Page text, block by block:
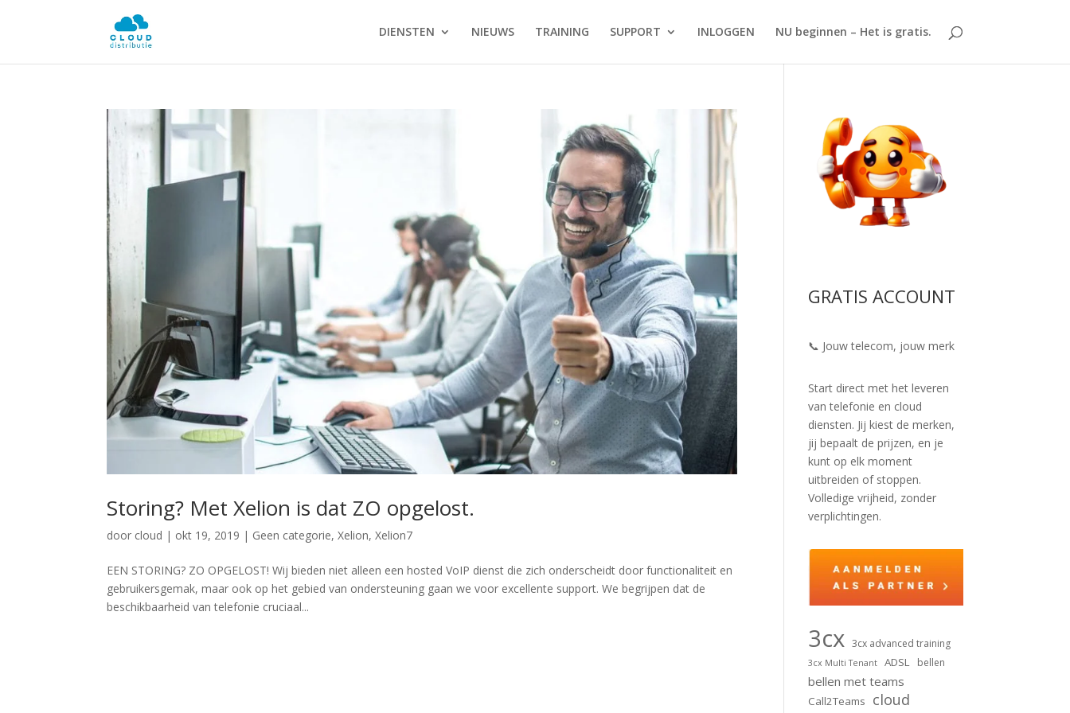
DIENSTEN NIEUWS TRAINING SUPPORT INLOGGEN NU beginnen – Het is gratis.
Storing? Met Xelion is dat ZO opgelost.
door cloud | okt 19, 2019 | Geen categorie,Xelion,Xelion7
EEN STORING? ZO OPGELOST! Wij bieden niet alleen een hosted VoIP dienst die zich onderscheidt door functionaliteit en
gebruikersgemak, maar ook op het gebied van ondersteuning gaan we voor excellente support. We begrijpen dat de
beschikbaarheid van telefonie cruciaal...
GRATIS ACCOUNT
📞 Jouw telecom, jouw merk
Start direct met het leveren
van telefonie en cloud
diensten. Jij kiest de merken,
jij bepaalt de prijzen, en je
kunt op elk moment
uitbreiden of stoppen.
Volledige vrijheid, zonder
verplichtingen.
3cx 3cx advanced training
3cx Multi Tenant ADSL bellen
bellen met teams
Call2Teams cloud